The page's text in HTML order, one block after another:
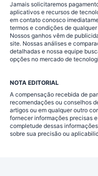
Jamais solicitaremos
aplicativos e recursos de
em contato conosco
termos e condições de
Nossos ganhos vêm de
site. Nossas análises e
detalhadas e nossa equipe
opções no mercado de
NOTA EDITORIAL
A compensação recebida de
recomendações ou conselhos
artigos ou em qualquer outro
fornecer informações precisas
completude dessas
sobre sua precisão ou